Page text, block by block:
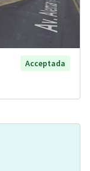
Acceptada